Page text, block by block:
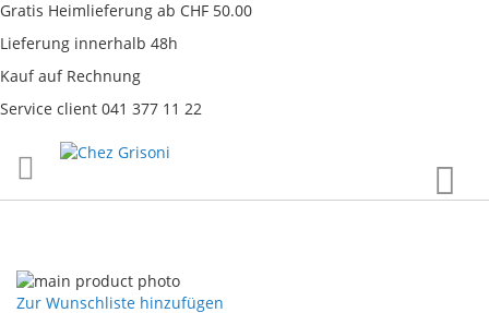
Gratis Heimlieferung ab CHF 50.00
Lieferung innerhalb 48h
Kauf auf Rechnung
Service client 041 377 11 22
Inhalt
Skip
to
Skip
Zur Wunschliste hinzufügen